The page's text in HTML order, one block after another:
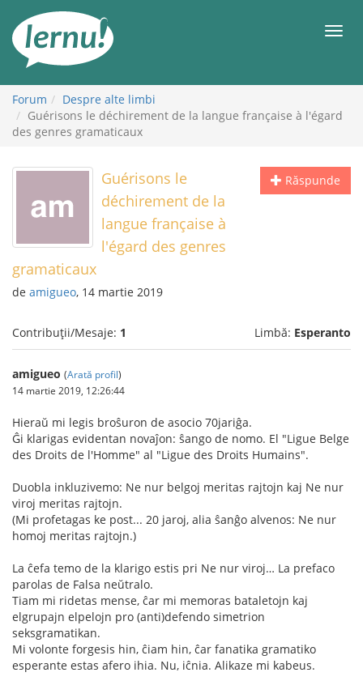
conținut
Forum
Despre alte limbi
Guérisons le déchirement de la langue française à l'égard
des genres gramaticaux
Răspunde
Guérisons le
déchirement de la
langue française à
l'égard des genres
gramaticaux
de amigueo, 14 martie 2019
Contribuții/Mesaje: 1 Limbă: Esperanto
amigueo (Arată profil)
14 martie 2019, 12:26:44
Hieraŭ mi legis broŝuron de asocio 70jariĝa.
Ĝi klarigas evidentan novaĵon: ŝango de nomo. El "Ligue Belge
des Droits de l'Homme" al "Ligue des Droits Humains".
Duobla inkluzivemo: Ne nur belgoj meritas rajtojn kaj Ne nur
viroj meritas rajtojn.
(Mi profetagas ke post... 20 jaroj, alia ŝanĝo alvenos: Ne nur
homoj meritas rajtojn.)
La ĉefa temo de la klarigo estis pri Ne nur viroj… La prefaco
parolas de Falsa neŭtralo.
Tiam mi ridetas mense, ĉar mi memoras bataletojn kaj
elgrupajn elpelojn pro (anti)defendo simetrion
seksgramatikan.
Mi volonte forgesis hin, ĉiam hin, ĉar fanatika gramatiko
esperante estas afero ihia. Nu, iĉnia. Alikaze mi kabeus.